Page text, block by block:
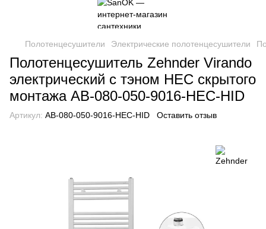
Полотенцесушители Электрические полотенцесушители
Полотенцесушитель Zehnder Virando
электрический с тэном HEC скрытого
монтажа AB-080-050-9016-HEC-HID
Артикул: AB-080-050-9016-HEC-HID Оставить отзыв